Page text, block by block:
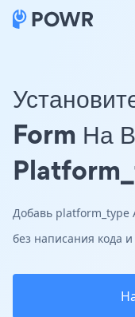
Form На
Добавь platform_type
без написания кода